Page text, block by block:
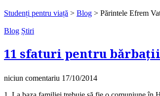
Studenți pentru viață > Blog > Părintele Efrem
Blog Știri
11 sfaturi pentru
niciun comentariu 17/10/2014